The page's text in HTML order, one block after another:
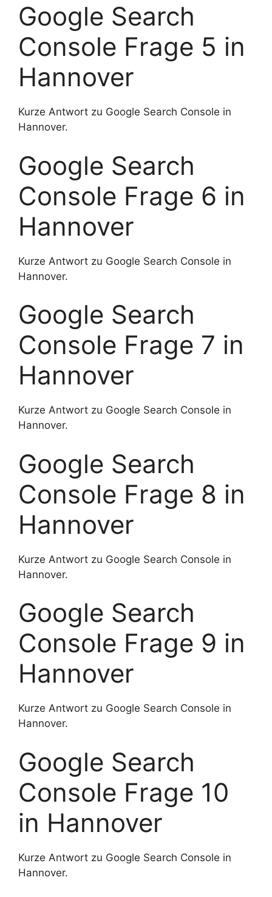
Google Search
Console Frage 5 in
Hannover
Kurze Antwort zu Google Search Console in
Hannover.
Google Search
Console Frage 6 in
Hannover
Kurze Antwort zu Google Search Console in
Hannover.
Google Search
Console Frage 7 in
Hannover
Kurze Antwort zu Google Search Console in
Hannover.
Google Search
Console Frage 8 in
Hannover
Kurze Antwort zu Google Search Console in
Hannover.
Google Search
Console Frage 9 in
Hannover
Kurze Antwort zu Google Search Console in
Hannover.
Google Search
Console Frage 10
in Hannover
Kurze Antwort zu Google Search Console in
Hannover.